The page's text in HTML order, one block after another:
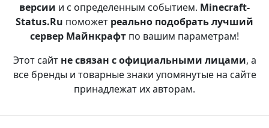
версии и с определенным событием. Minecraft-
Status.Ru поможет реально подобрать лучший
сервер Майнкрафт по вашим параметрам!
Этот сайт не связан с официальными лицами, а
все бренды и товарные знаки упомянутые на сайте
принадлежат их авторам.